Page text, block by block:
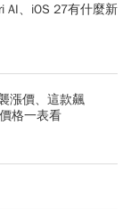
AI、iOS 27有什麼新
漲價、這款飆
格一表看